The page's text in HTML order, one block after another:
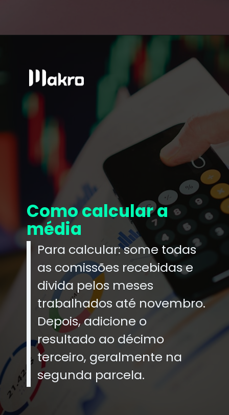
Como calcular a
média
Para calcular: some todas
as comissões recebidas e
divida pelos meses
trabalhados até novembro.
Depois, adicione o
resultado ao décimo
terceiro, geralmente na
segunda parcela.